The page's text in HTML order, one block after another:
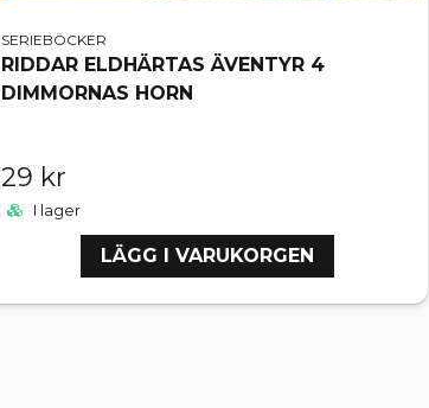
SERIEBÖCKER
RIDDAR ELDHÄRTAS ÄVENTYR 4
DIMMORNAS HORN
29 kr
I lager
LÄGG I VARUKORGEN